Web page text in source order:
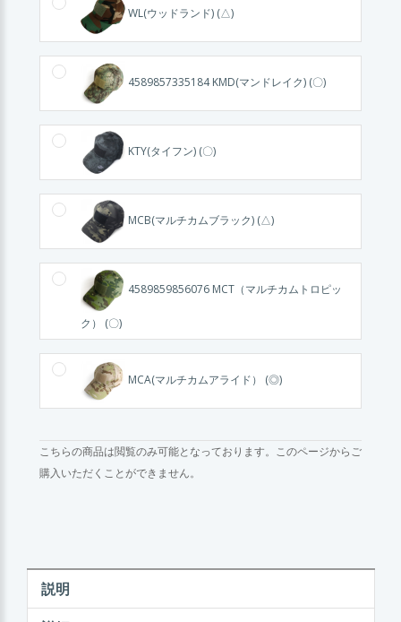
WL(ウッドランド) (△)
4589857335184 KMD(マンドレイク) (〇)
KTY(タイフン) (〇)
MCB(マルチカムブラック) (△)
4589859856076 MCT（マルチカムトロピッ
ク） (〇)
MCA(マルチカムアライド） (◎)
こちらの商品は閲覧のみ可能となっております。このページからご
購入いただくことができません。
説明